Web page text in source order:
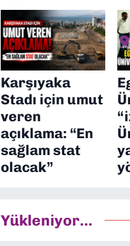
Karşıyaka
Stadı için umut
veren
açıklama: “En
sağlam stat
olacak”
Yükleniyor...